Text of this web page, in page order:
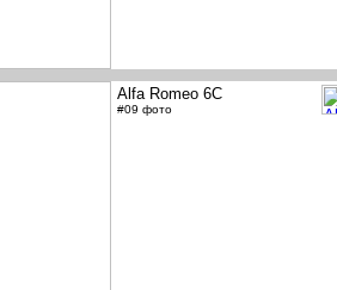
Alfa Romeo 6C
#09 фото